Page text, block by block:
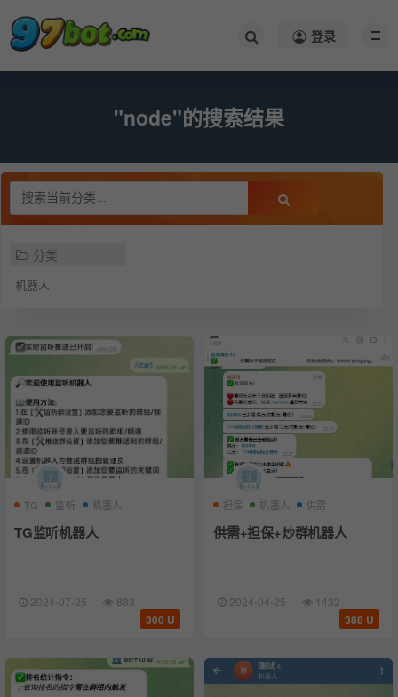
登录
"node"的搜索结果
分类
机器人
TG 监听 机器人
TG监听机器人
2024-07-25 883
300 U
担保 机器人 供需
供需+担保+炒群机器人
2024-04-25 1432
388 U